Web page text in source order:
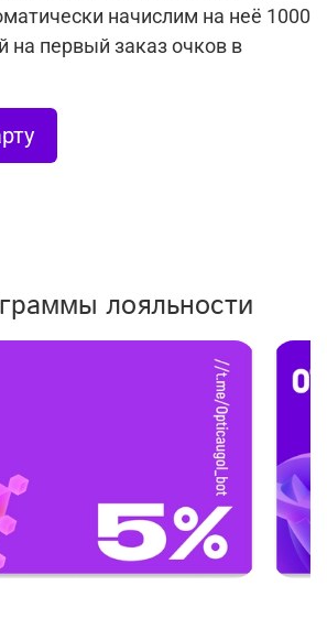
начислим на неё 1000
на первый заказ очков в
лояльности